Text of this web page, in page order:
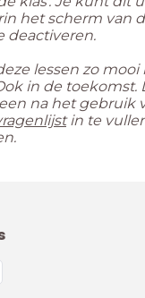
het scherm van
lessen zo
in de toekomst.
na het gebruik
in te